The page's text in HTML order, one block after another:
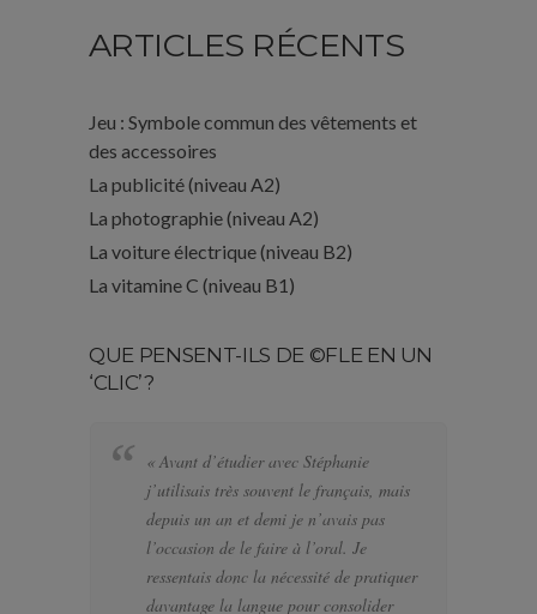
ARTICLES RÉCENTS
Jeu : Symbole commun des vêtements et
des accessoires
La publicité (niveau A2)
La photographie (niveau A2)
La voiture électrique (niveau B2)
La vitamine C (niveau B1)
QUE PENSENT-ILS DE ©FLE EN UN
‘CLIC’?
« Avant d’étudier avec Stéphanie
j’utilisais très souvent le français, mais
depuis un an et demi je n’avais pas
l’occasion de le faire à l’oral. Je
ressentais donc la nécessité de pratiquer
davantage la langue pour consolider